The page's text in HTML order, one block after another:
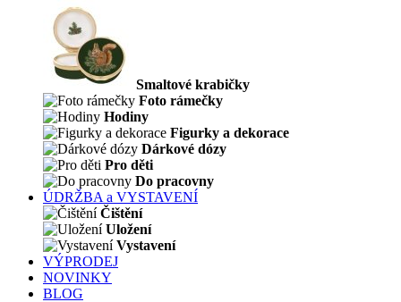
Smaltové krabičky
Foto rámečky
Hodiny
Figurky a dekorace
Dárkové dózy
Pro děti
Do pracovny
ÚDRŽBA a VYSTAVENÍ
Čištění
Uložení
Vystavení
VÝPRODEJ
NOVINKY
BLOG